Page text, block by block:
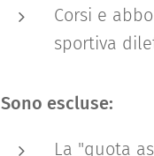
Corsi e
sportiva
Sono escluse:
La "quota